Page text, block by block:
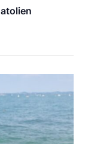
t
e
n
N
a